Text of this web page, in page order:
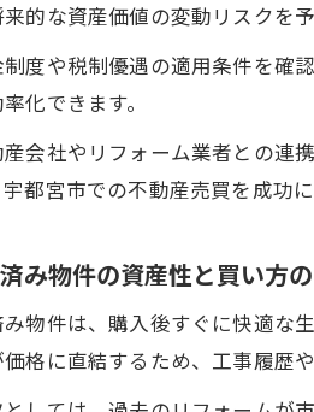
的な資産価値の変動リスクを予
度や税制優遇の適用条件を確
化できます。
会社やリフォーム業者との連
都宮市での不動産売買を成功に
み物件の資産性と買い方
物件は、購入後すぐに快適な
格に直結するため、工事履歴